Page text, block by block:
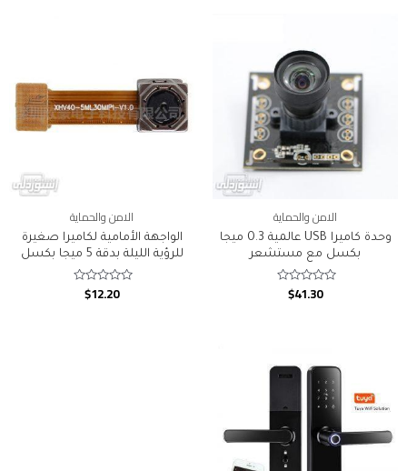
الامن والحماية
وحدة كاميرا USB عالمية 0.3 ميجا
بكسل مع مستشعر
Rated
$41.30
الامن والحماية
الواجهة الأمامية لكاميرا صغيرة
للرؤية الليلة بدقة 5 ميجا بكسل
Rated
$12.20